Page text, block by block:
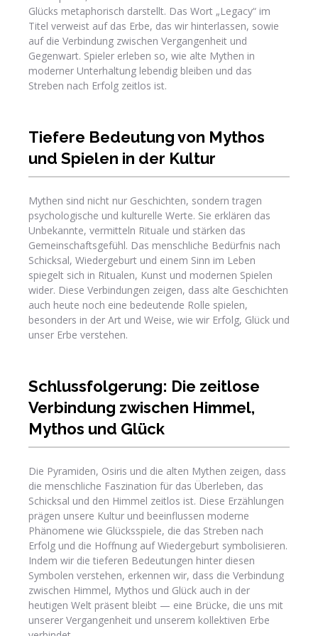
Glücks metaphorisch darstellt. Das Wort „Legacy“ im
Titel verweist auf das Erbe, das wir hinterlassen, sowie
auf die Verbindung zwischen Vergangenheit und
Gegenwart. Spieler erleben so, wie alte Mythen in
moderner Unterhaltung lebendig bleiben und das
Streben nach Erfolg zeitlos ist.
Tiefere Bedeutung von Mythos
und Spielen in der Kultur
Mythen sind nicht nur Geschichten, sondern tragen
psychologische und kulturelle Werte. Sie erklären das
Unbekannte, vermitteln Rituale und stärken das
Gemeinschaftsgefühl. Das menschliche Bedürfnis nach
Schicksal, Wiedergeburt und einem Sinn im Leben
spiegelt sich in Ritualen, Kunst und modernen Spielen
wider. Diese Verbindungen zeigen, dass alte Geschichten
auch heute noch eine bedeutende Rolle spielen,
besonders in der Art und Weise, wie wir Erfolg, Glück und
unser Erbe verstehen.
Schlussfolgerung: Die zeitlose
Verbindung zwischen Himmel,
Mythos und Glück
Die Pyramiden, Osiris und die alten Mythen zeigen, dass
die menschliche Faszination für das Überleben, das
Schicksal und den Himmel zeitlos ist. Diese Erzählungen
prägen unsere Kultur und beeinflussen moderne
Phänomene wie Glücksspiele, die das Streben nach
Erfolg und die Hoffnung auf Wiedergeburt symbolisieren.
Indem wir die tieferen Bedeutungen hinter diesen
Symbolen verstehen, erkennen wir, dass die Verbindung
zwischen Himmel, Mythos und Glück auch in der
heutigen Welt präsent bleibt — eine Brücke, die uns mit
unserer Vergangenheit und unserem kollektiven Erbe